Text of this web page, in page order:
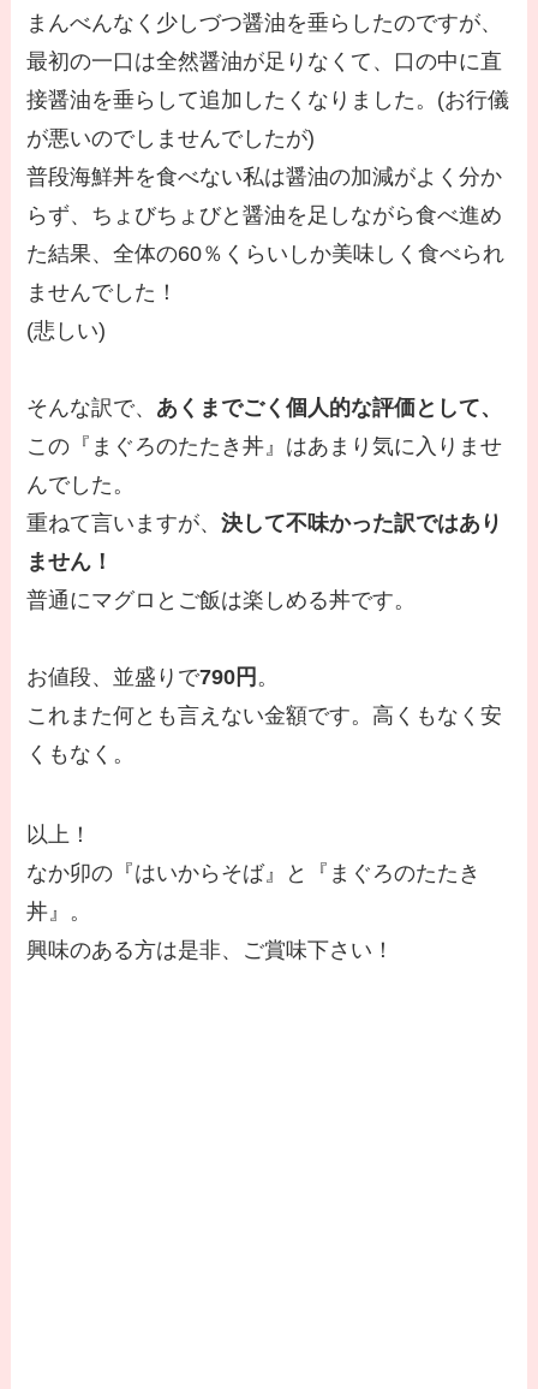
まんべんなく少しづつ醤油を垂らしたのですが、
最初の一口は全然醤油が足りなくて、口の中に直
接醤油を垂らして追加したくなりました。(お行儀
が悪いのでしませんでしたが)
普段海鮮丼を食べない私は醤油の加減がよく分か
らず、ちょびちょびと醤油を足しながら食べ進め
た結果、全体の60％くらいしか美味しく食べられ
ませんでした！
(悲しい)
そんな訳で、 あくまでごく個人的な評価として、
この『まぐろのたたき丼』はあまり気に入りませ
んでした。
重ねて言いますが、決して不味かった訳ではあり
ません！
普通にマグロとご飯は楽しめる丼です。
お値段、並盛りで790円 。
これまた何とも言えない金額です。高くもなく安
くもなく。
以上！
なか卯の『はいからそば』と『まぐろのたたき
丼』。
興味のある方は是非、ご賞味下さい！